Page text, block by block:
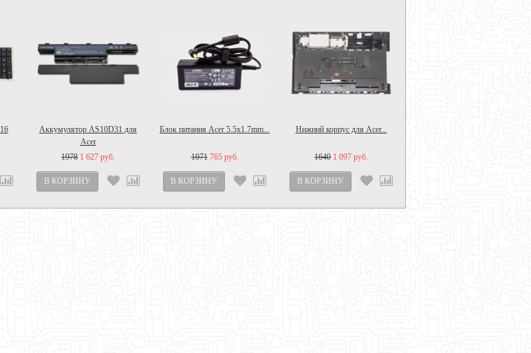
Аккумулятор AS10D31 для
Acer
1978 1 627 руб.
Блок питания Acer 5.5x1.7mm...
1071 765 руб.
Нижний корпус для Acer...
1640 1 097 руб.